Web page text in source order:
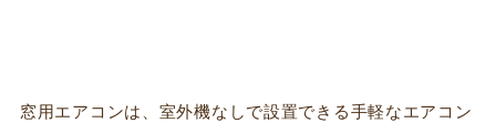
窓用エアコンは、室外機なしで設置できる手軽なエアコン